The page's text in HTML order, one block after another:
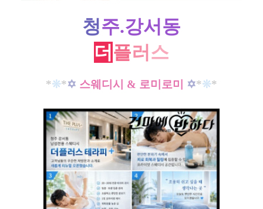
청주.강서동
더 플러 스
*❊*✡ 스웨디시 & 로미로미 ✡*❊*